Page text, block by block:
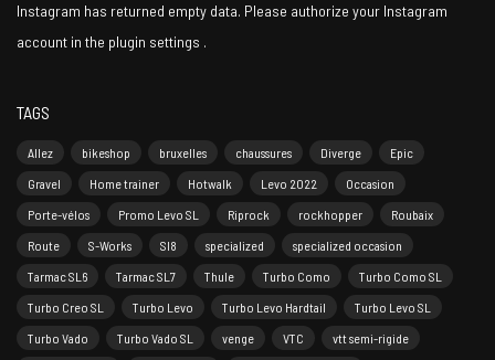
Instagram has returned empty data. Please authorize your Instagram
account in the plugin settings .
TAGS
Allez bikeshop bruxelles chaussures Diverge
Epic
Gravel
Home trainer Hotwalk Levo 2022
Occasion
Porte-vélos
Promo Levo SL Riprock rockhopper
Roubaix
Route
S-Works Sl8 specialized
specialized occasion
Tarmac SL6
Tarmac SL7 Thule Turbo Como
Turbo Como SL
Turbo Creo SL
Turbo Levo Turbo Levo Hardtail
Turbo Levo SL
Turbo Vado
Turbo Vado SL venge VTC vtt semi-rigide